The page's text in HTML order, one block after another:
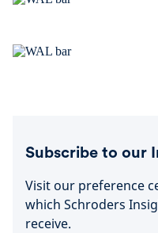
Subscribe to our
Visit our preference
which Schroders
receive.